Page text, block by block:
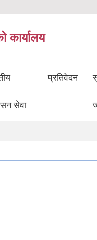
कार्यालय
सेवा
प्रतिवेदन